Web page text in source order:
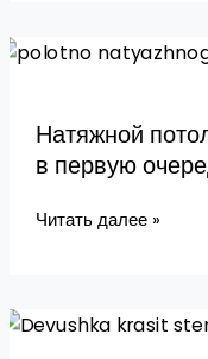
Натяжной
в первую
Натяжной
обои
что
в
Читать далее »
Отделка